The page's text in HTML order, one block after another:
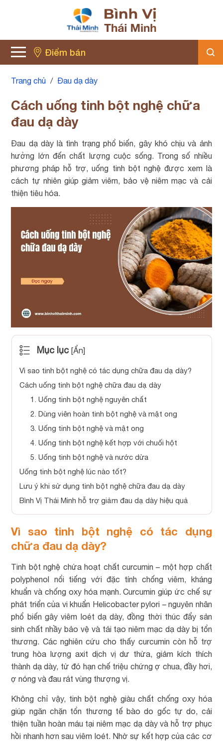
Điểm bán
Trang chủ / Đau dạ dày
Cách uống tinh bột nghệ chữa
đau dạ dày
Đau dạ dày là tình trạng phổ biến, gây khó chịu và ảnh
hưởng lớn đến chất lượng cuộc sống. Trong số nhiều
phương pháp hỗ trợ, uống tinh bột nghệ được xem là
cách tự nhiên giúp giảm viêm, bảo vệ niêm mạc và cải
thiện tiêu hóa.
Mục lục [Ẩn]
Vì sao tinh bột nghệ có tác dụng chữa đau dạ dày?
Cách uống tinh bột nghệ chữa đau dạ dày
1. Uống tinh bột nghệ nguyên chất
2. Dùng viên hoàn tinh bột nghệ và mật ong
3. Uống tinh bột nghệ và mật ong
4. Uống tinh bột nghệ kết hợp với chuối hột
5. Uống tinh bột nghệ và nước dừa
Uống tinh bột nghệ lúc nào tốt?
Lưu ý khi sử dụng tinh bột nghệ chữa đau dạ dày
Bình Vị Thái Minh hỗ trợ giảm đau dạ dày hiệu quả
Vì sao tinh bột nghệ có tác dụng
chữa đau dạ dày?
Tinh bột nghệ chứa hoạt chất curcumin – một hợp chất
polyphenol nổi tiếng với đặc tính chống viêm, kháng
khuẩn và chống oxy hóa mạnh. Curcumin giúp ức chế sự
phát triển của vi khuẩn Helicobacter pylori – nguyên nhân
phổ biến gây viêm loét dạ dày, đồng thời thúc đẩy sản
sinh chất nhầy bảo vệ và tái tạo niêm mạc dạ dày bị tổn
thương. Các nghiên cứu cho thấy curcumin còn hỗ trợ
trung hòa lượng axit dịch vị dư thừa, giảm kích thích
thành dạ dày, từ đó hạn chế triệu chứng ợ chua, đầy hơi,
ợ nóng và đau rát vùng thượng vị.
Không chỉ vậy, tinh bột nghệ giàu chất chống oxy hóa
giúp ngăn chặn tổn thương tế bào do gốc tự do, cải
thiện tuần hoàn máu tại niêm mạc dạ dày và hỗ trợ phục
hồi nhanh hơn sau viêm loét. Nhờ sự kết hợp của các cơ